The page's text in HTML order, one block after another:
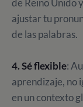
de Reino Unido
ajustar tu
de las palabras.
4. Sé flexible:
aprendizaje, no
en un contexto